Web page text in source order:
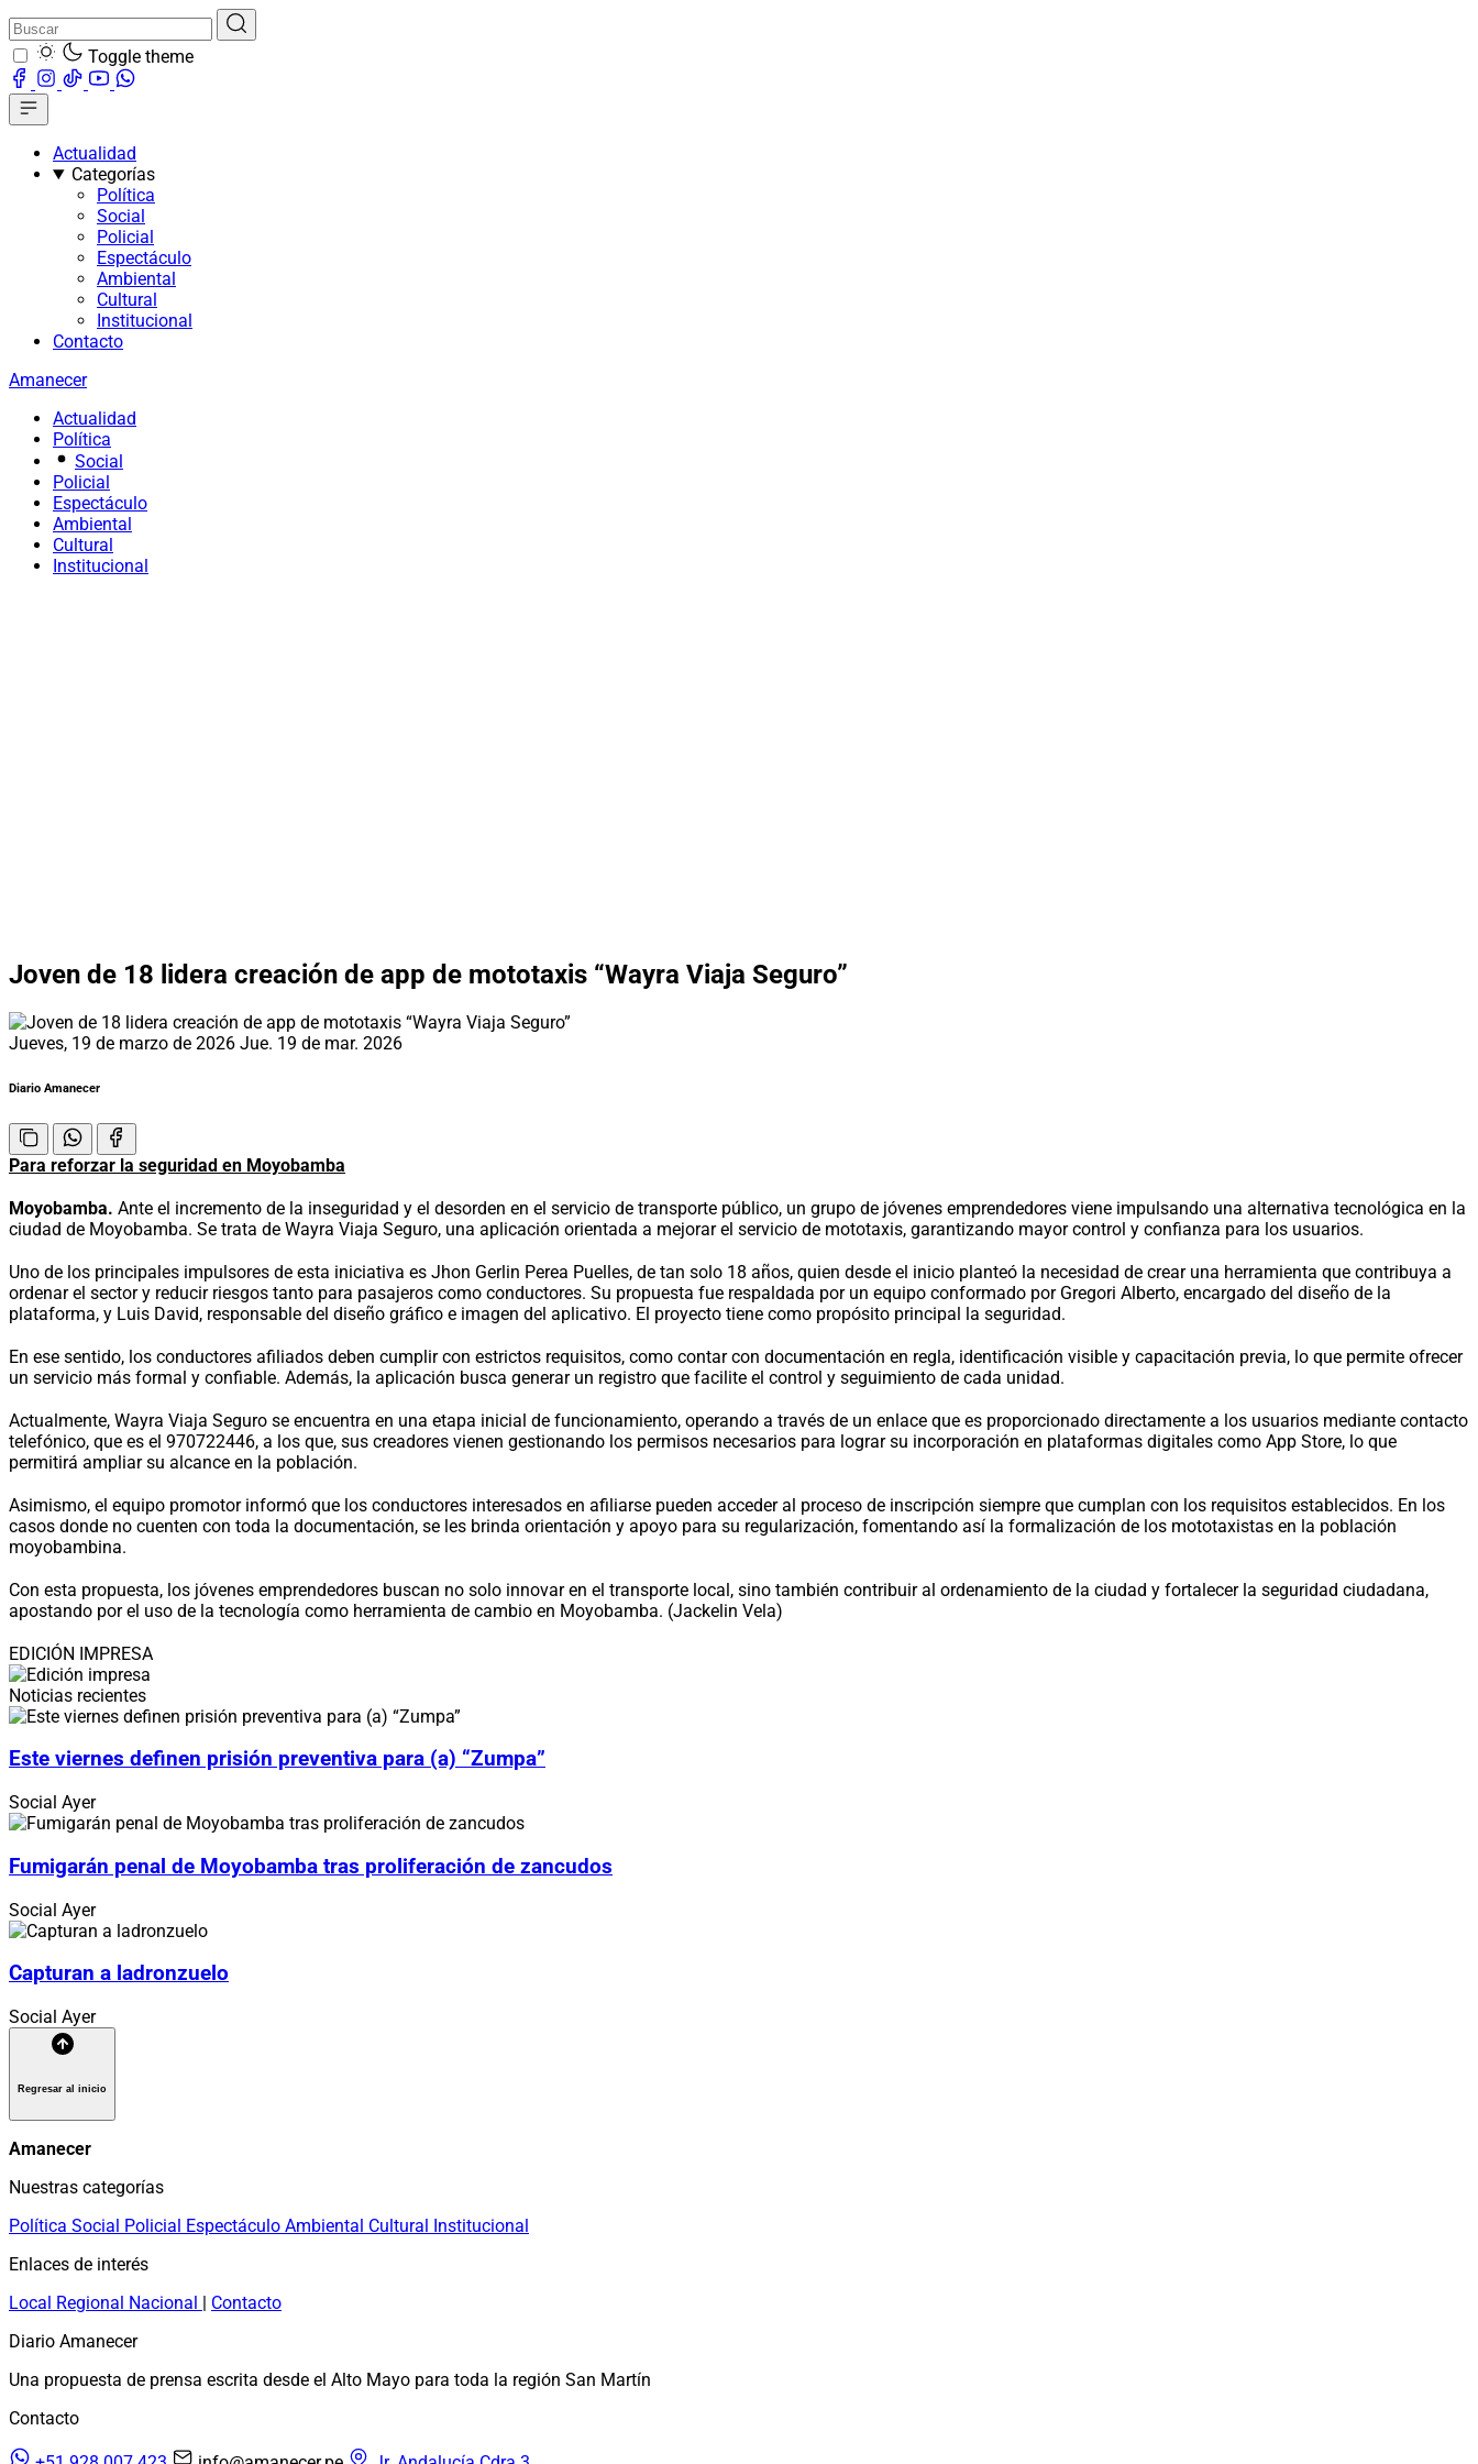
Toggle theme
Actualidad
Categorías
Política
Social
Policial
Espectáculo
Ambiental
Cultural
Institucional
Contacto
Amanecer
Actualidad
Política
Social
Policial
Espectáculo
Ambiental
Cultural
Institucional
Joven de 18 lidera creación de app de mototaxis “Wayra Viaja Seguro”
Jueves, 19 de marzo de 2026 Jue. 19 de mar. 2026
Diario Amanecer
Para reforzar la seguridad en Moyobamba
Moyobamba. Ante el incremento de la inseguridad y el desorden en el servicio de transporte público, un grupo de jóvenes emprendedores viene impulsando una alternativa tecnológica en la
ciudad de Moyobamba. Se trata de Wayra Viaja Seguro, una aplicación orientada a mejorar el servicio de mototaxis, garantizando mayor control y confianza para los usuarios.
Uno de los principales impulsores de esta iniciativa es Jhon Gerlin Perea Puelles, de tan solo 18 años, quien desde el inicio planteó la necesidad de crear una herramienta que contribuya a
ordenar el sector y reducir riesgos tanto para pasajeros como conductores. Su propuesta fue respaldada por un equipo conformado por Gregori Alberto, encargado del diseño de la
plataforma, y Luis David, responsable del diseño gráfico e imagen del aplicativo. El proyecto tiene como propósito principal la seguridad.
En ese sentido, los conductores afiliados deben cumplir con estrictos requisitos, como contar con documentación en regla, identificación visible y capacitación previa, lo que permite ofrecer
un servicio más formal y confiable. Además, la aplicación busca generar un registro que facilite el control y seguimiento de cada unidad.
Actualmente, Wayra Viaja Seguro se encuentra en una etapa inicial de funcionamiento, operando a través de un enlace que es proporcionado directamente a los usuarios mediante contacto
telefónico, que es el 970722446, a los que, sus creadores vienen gestionando los permisos necesarios para lograr su incorporación en plataformas digitales como App Store, lo que
permitirá ampliar su alcance en la población.
Asimismo, el equipo promotor informó que los conductores interesados en afiliarse pueden acceder al proceso de inscripción siempre que cumplan con los requisitos establecidos. En los
casos donde no cuenten con toda la documentación, se les brinda orientación y apoyo para su regularización, fomentando así la formalización de los mototaxistas en la población
moyobambina.
Con esta propuesta, los jóvenes emprendedores buscan no solo innovar en el transporte local, sino también contribuir al ordenamiento de la ciudad y fortalecer la seguridad ciudadana,
apostando por el uso de la tecnología como herramienta de cambio en Moyobamba. (Jackelin Vela)
EDICIÓN IMPRESA
Noticias recientes
Este viernes definen prisión preventiva para (a) “Zumpa”
Social Ayer
Fumigarán penal de Moyobamba tras proliferación de zancudos
Social Ayer
Capturan a ladronzuelo
Social Ayer
Regresar al inicio
Amanecer
Nuestras categorías
Política Social Policial Espectáculo Ambiental Cultural Institucional
Enlaces de interés
Local Regional Nacional | Contacto
Diario Amanecer
Una propuesta de prensa escrita desde el Alto Mayo para toda la región San Martín
Contacto